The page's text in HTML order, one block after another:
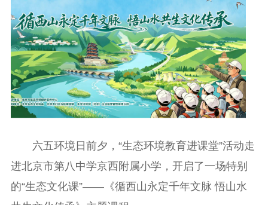
六五环境日前夕，“生态环境教育进课堂”活动走
进北京市第八中学京西附属小学，开启了一场特别
的“生态文化课”——《循西山永定千年文脉 悟山水